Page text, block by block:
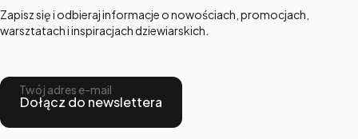
Zapisz się i odbieraj informacje o nowościach, promocjach,
warsztatach i inspiracjach dziewiarskich.
Twój adres e-mail
Dołącz do newslettera